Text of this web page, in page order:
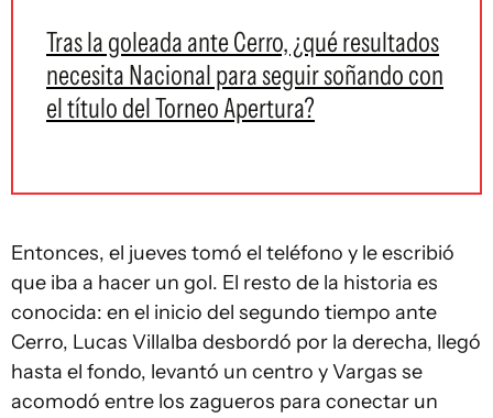
Tras la goleada ante Cerro, ¿qué resultados
necesita Nacional para seguir soñando con
el título del Torneo Apertura?
Entonces, el jueves tomó el teléfono y le escribió
que iba a hacer un gol. El resto de la historia es
conocida: en el inicio del segundo tiempo ante
Cerro, Lucas Villalba desbordó por la derecha, llegó
hasta el fondo, levantó un centro y Vargas se
acomodó entre los zagueros para conectar un